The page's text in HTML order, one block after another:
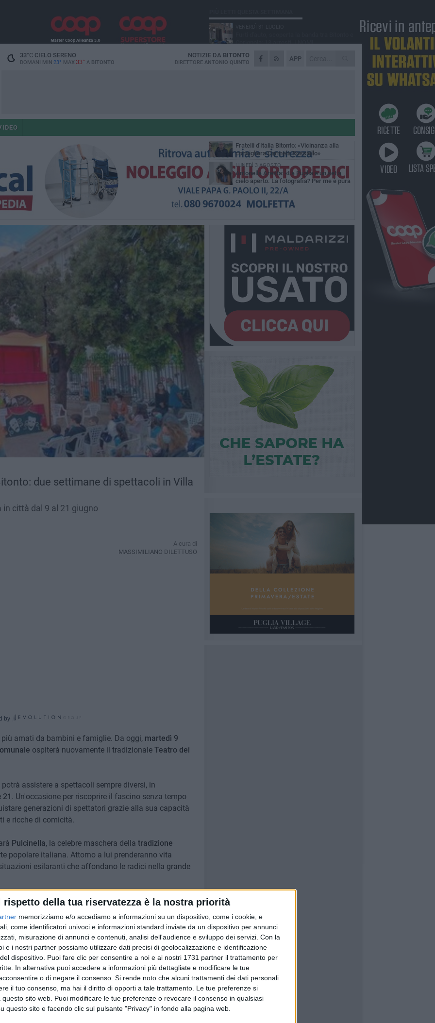
rispetto della tua riservatezza è la nostra priorità
memorizziamo e/o accediamo a informazioni su un dispositivo, come i cookie, e
come identificatori univoci e informazioni standard inviate da un dispositivo per annunci
misurazione di annunci e contenuti, analisi dell'audience e sviluppo dei servizi. Con la
e i nostri partner possiamo utilizzare dati precisi di geolocalizzazione e identificazione
dispositivo. Puoi fare clic per consentire a noi e ai nostri 1731 partner il trattamento per
In alternativa puoi accedere a informazioni più dettagliate e modificare le tue
o di negare il consenso. Si rende noto che alcuni trattamenti dei dati personali
il tuo consenso, ma hai il diritto di opporti a tale trattamento. Le tue preferenze si
sito web. Puoi modificare le tue preferenze o revocare il consenso in qualsiasi
questo sito e facendo clic sul pulsante "Privacy" in fondo alla pagina web.
33°CCIELO SERENO
DOMANI MIN 23° MAX 33° A BITONTO
APP
NOTIZIE DA BITONTO
DIRETTORE ANTONIO QUINTO
due settimane di spettacoli in Villa
città dal 9 al 21 giugno
A cura di
MASSIMILIANO DILETTUSO
by
amati da bambini e famiglie. Da oggi, martedì 9
ospiterà nuovamente il tradizionale Teatro dei
assistere a spettacoli sempre diversi, in
21 . Un'occasione per riscoprire il fascino senza tempo
generazioni di spettatori grazie alla sua capacità
e ricche di comicità.
Pulcinella, la celebre maschera della tradizione
popolare italiana. Attorno a lui prenderanno vita
esilaranti che affondano le radici nella grande
in scena un vastissimo repertorio composto da
maestri del teatro e dello spettacolo italiano. Le
opere e dai personaggi di Totò, Eduardo Scarpetta,
Viviani, reinterpretati attraverso il linguaggio vivace e
accessibile a tutti. Il costo del biglietto è fissato a
permettendo così a famiglie e bambini di trascorrere
della tradizione.
conferma il valore di una forma di spettacolo
Cerignola: 13 arresti, I NOMI
MARTEDÌ 4 AGOSTO
Armati di bastoni fuggono con l'incasso,
"Case a un euro", Comune chiama a
DOMENICA 2 AGOSTO
Fratelli d'Italia Bitonto: «Vicinanza alla
consigliera Carmela Rossiello»
LUNEDÌ 3 AGOSTO
Antonella Aresta: «La Puglia è un set a
cielo aperto. La fotografia? Per me è pura
poesia»